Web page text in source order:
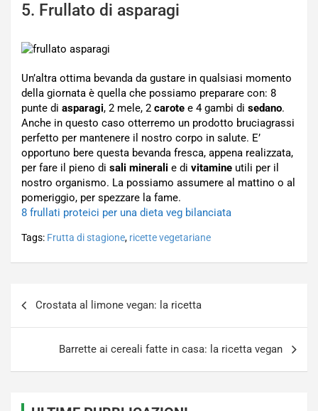
5. Frullato di asparagi
Un’altra ottima bevanda da gustare in qualsiasi momento
della giornata è quella che possiamo preparare con: 8
punte di asparagi, 2 mele, 2 carote e 4 gambi di sedano.
Anche in questo caso otterremo un prodotto bruciagrassi
perfetto per mantenere il nostro corpo in salute. E’
opportuno bere questa bevanda fresca, appena realizzata,
per fare il pieno di sali minerali e di vitamine utili per il
nostro organismo. La possiamo assumere al mattino o al
pomeriggio, per spezzare la fame.
8 frullati proteici per una dieta veg bilanciata
Tags: Frutta di stagione, ricette vegetariane
Crostata al limone vegan: la ricetta
Barrette ai cereali fatte in casa: la ricetta vegan